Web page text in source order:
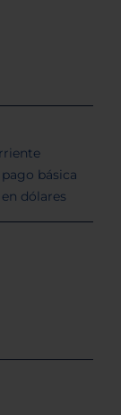
básica
dólares